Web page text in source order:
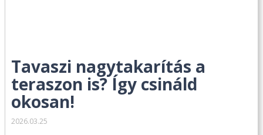
Tavaszi nagytakarítás a
teraszon is? Így csináld
okosan!
2026.03.25